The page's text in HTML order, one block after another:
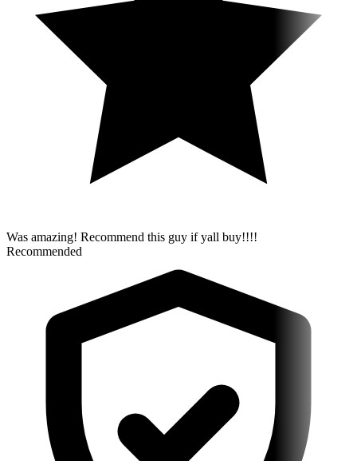
Was amazing! Recommend this guy if yall buy!!!!
Recommended